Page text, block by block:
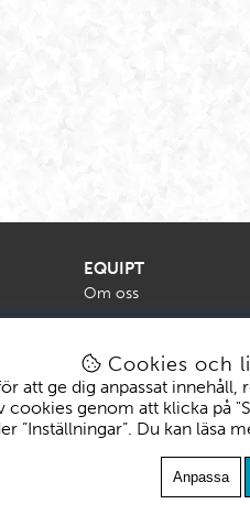
EQUIPT
Om oss
Cookies och
att ge dig anpassat
genom att klicka på
”Inställningar”. Du kan läsa
Anpassa